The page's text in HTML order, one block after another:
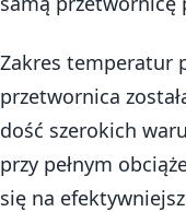
Zakres temperatur
przetwornica
dość szerokich
przy pełnym
się na